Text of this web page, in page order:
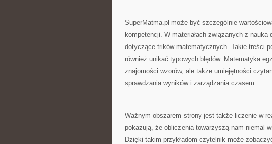
SuperMatma.pl może być szczególnie
kompetencji. W materiałach związanych z
dotyczące trików matematycznych. Takie treści
również unikać typowych błędów. Matematyka
znajomości wzorów, ale także umiejętności
sprawdzania wyników i zarządzania czasem.
Ważnym obszarem strony jest także liczenie w
pokazują, że obliczenia towarzyszą nam niemal
Dzięki takim przykładom czytelnik może